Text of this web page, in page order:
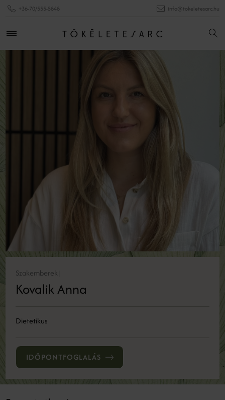
+36-70/555-5848 info@tokeletesarc.hu
Szakemberek|
Kovalik Anna
Dietetikus
IDŐPONTFOGLALÁS